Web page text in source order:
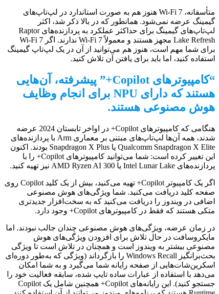
متأسفانه، Wi-Fi 7 هنوز هم به صورت استاندارد در لپ‌تاپ‌های
گیمینگ عرضه نمی‌شود. همانطور که در بالا ذکر شد، اکثر
لپ‌تاپ‌های گیمینگ برای حداکثر عملکرد به پردازنده‌های Raptor
Lake Refresh مجهز هستند و معمولاً Wi-Fi 7 ندارند. اگر Wi-Fi 7
برای شما مهم است، هنوز هم می‌توانید از آن در یک لپ‌تاپ گیمینگ
استفاده کنید، اما باید برای یافتن آن تلاش کنید.
“کامپیوترهای Copilot+” پیشرفته، آن‌هایی
هستند که دارای NPU برای انجام وظایف
هوش مصنوعی هستند.
هنگامی که کامپیوترهای Copilot+ در اواخر تابستان 2024 عرضه
شدند، همه آن‌ها لپ‌تاپ‌های مبتنی بر معماری Arm با پردازنده‌های
Qualcomm Snapdragon X Elite یا Snapdragon X Plus بودند. اکنون
این تغییر کرده است: شما می‌توانید کامپیوترهای Copilot+ را با
پردازنده‌های Intel Lunar Lake یا AMD Ryzen AI 300 نیز تهیه کنید.
اگر یک کامپیوتر Copilot+ تهیه می‌کنید، بیش از یک کلید Copilot روی
صفحه کلید دریافت می‌کنید. شما ویژگی‌های هوش مصنوعی
اضافی در ویندوز را دریافت می‌کنید که به سخت‌افزار جدیدتری
متکی هستند که فقط در کامپیوترهای Copilot+ وجود دارد.
در زمان عرضه، ویژگی‌های هوش مصنوعی چندان جالب نبودند. اما
مایکروسافت در حال تلاش برای افزودن ویژگی‌های هوش
مصنوعی بیشتر به ویندوز است و همچنان در تلاش است تا ویژگی
بحث‌برانگیز Windows Recall را بازگرداند (ویژگی که به‌طور دوره‌ای
اسکرین‌شات‌هایی از صفحه رایانه شما می‌گیرد و به شما امکان
می‌دهد با استفاده از عبارات ساده تایپ شده، سابقه فعالیت خود را
جستجو کنید). این رایانه‌های Copilot+ همچنین شامل یک Copilot